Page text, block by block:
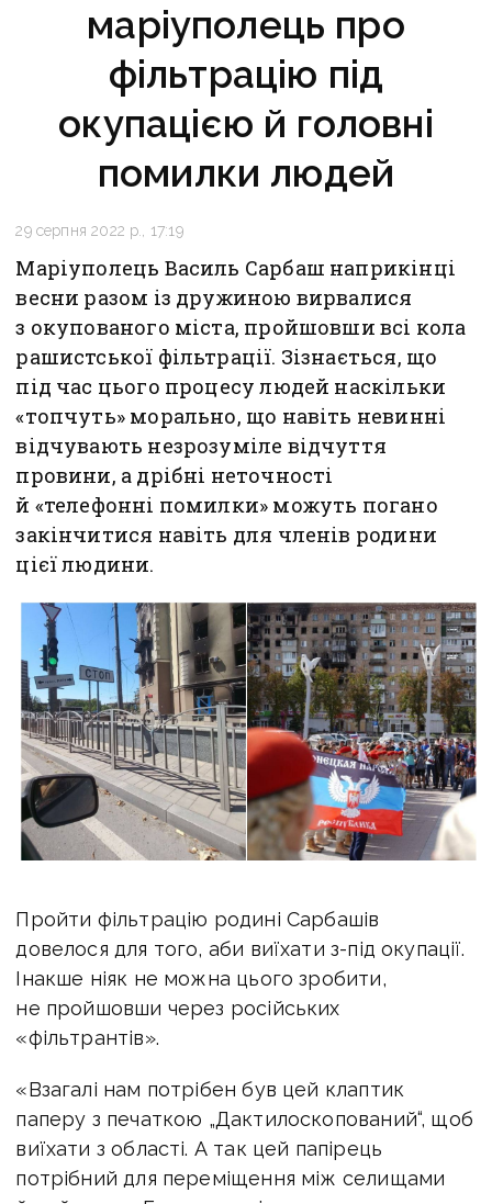
маріуполець про
фільтрацію під
окупацією й головні
помилки людей
29 серпня 2022 р., 17:19
Маріуполець Василь Сарбаш наприкінці
весни разом із дружиною вирвалися
з окупованого міста, пройшовши всі кола
рашистської фільтрації. Зізнається, що
під час цього процесу людей наскільки
«топчуть» морально, що навіть невинні
відчувають незрозуміле відчуття
провини, а дрібні неточності
й «телефонні помилки» можуть погано
закінчитися навіть для членів родини
цієї людини.
Пройти фільтрацію родині Сарбашів
довелося для того, аби виїхати з-під окупації.
Інакше ніяк не можна цього зробити,
не пройшовши через російських
«фільтрантів».
«Взагалі нам потрібен був цей клаптик
паперу з печаткою „Дактилоскопований“, щоб
виїхати з області. А так цей папірець
потрібний для переміщення між селищами